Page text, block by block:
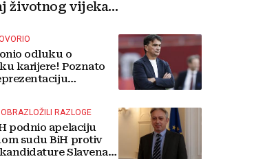
životnog vijeka
odluku o
karijere! Poznato
RAZLOGE
podnio apelaciju
sudu BiH protiv
Slavena